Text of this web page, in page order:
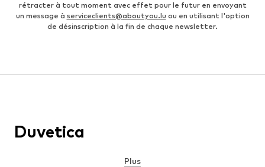
rétracter à tout moment avec effet pour le futur en envoyant
un message à serviceclients@aboutyou.lu ou en utilisant l'option
de désinscription à la fin de chaque newsletter.
Duvetica
Plus